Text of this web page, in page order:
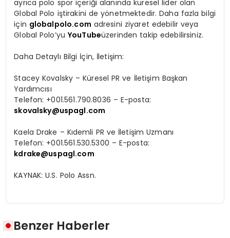
ayrıca polo spor içeriği alanında küresel lider olan
Global Polo iştirakini de yönetmektedir. Daha fazla bilgi
için globalpolo.com adresini ziyaret edebilir veya
Global Polo’yuYouTubeüzerinden takip edebilirsiniz.
Daha Detaylı Bilgi İçin, İletişim:
Stacey Kovalsky –Küresel PR ve İletişim Başkan
Yardımcısı
Telefon: +001.561.790.8036 – E-posta:
skovalsky@uspagl.com
Kaela Drake – Kıdemli PR ve İletişim Uzmanı
Telefon: +001.561.530.5300 – E-posta:
kdrake@uspagl.com
KAYNAK:U.S. Polo Assn.
Benzer Haberler